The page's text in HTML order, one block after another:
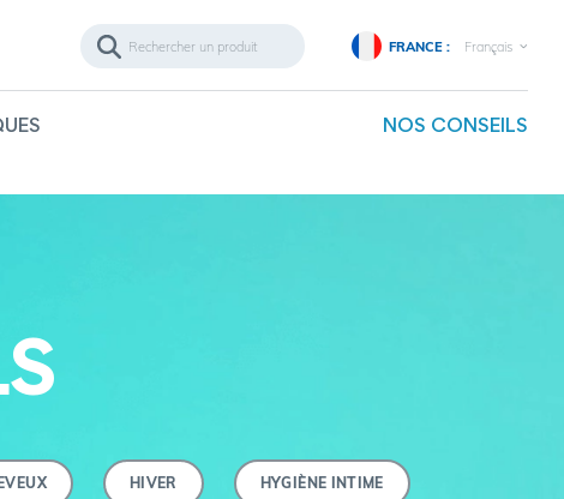
FRANCE : Français
NOS CONSEILS
HIVER HYGIÈNE INTIME